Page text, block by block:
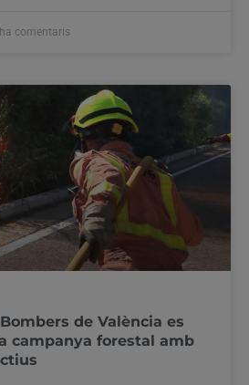
comentaris
de València es
campanya forestal amb